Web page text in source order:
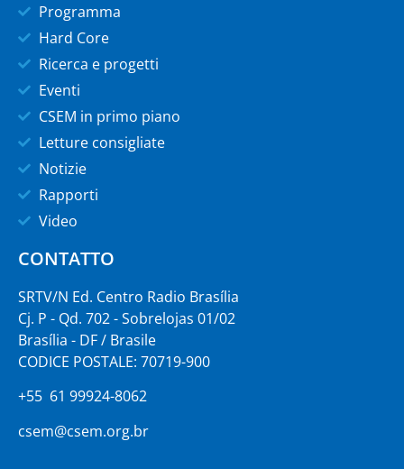
Programma
Hard Core
Ricerca e progetti
Eventi
CSEM in primo piano
Letture consigliate
Notizie
Rapporti
Video
CONTATTO
SRTV/N Ed. Centro Radio Brasília
Cj. P - Qd. 702 - Sobrelojas 01/02
Brasília - DF / Brasile
CODICE POSTALE: 70719-900
+55 61 99924-8062
csem@csem.org.br